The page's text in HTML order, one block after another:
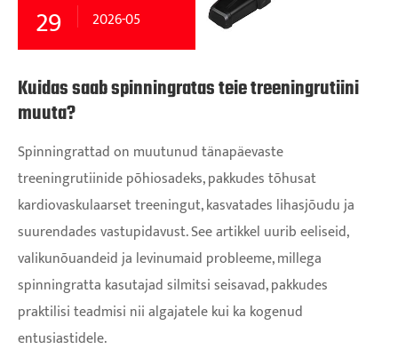
29 2026-05
Kuidas saab spinningratas teie treeningrutiini
muuta?
Spinningrattad on muutunud tänapäevaste
treeningrutiinide põhiosadeks, pakkudes tõhusat
kardiovaskulaarset treeningut, kasvatades lihasjõudu ja
suurendades vastupidavust. See artikkel uurib eeliseid,
valikunõuandeid ja levinumaid probleeme, millega
spinningratta kasutajad silmitsi seisavad, pakkudes
praktilisi teadmisi nii algajatele kui ka kogenud
entusiastidele.